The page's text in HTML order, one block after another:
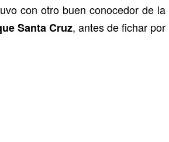
con otro buen conocedor de la
Santa Cruz, antes de fichar por